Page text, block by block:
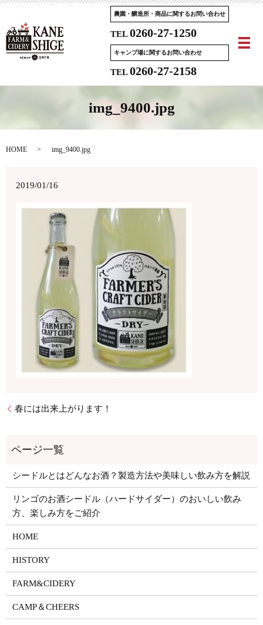
農園・醸造所・商品に関するお問い合わせ
TEL0260-27-1250
キャンプ場に関するお問い合わせ
TEL0260-27-2158
メ
img_9400.jpg
HOME img_9400.jpg
2019/01/16
春には出来上がります！
シードルとはどんなお酒？製造方法や美味しい飲み方を解説
リンゴのお酒シードル（ハードサイダー）のおいしい飲み
方、楽しみ方をご紹介
HOME
HISTORY
FARM&CIDERY
CAMP＆CHEERS